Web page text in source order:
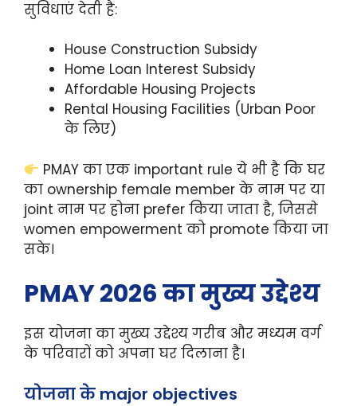
सुविधाएं देती है:
House Construction Subsidy
Home Loan Interest Subsidy
Affordable Housing Projects
Rental Housing Facilities (Urban Poor
के लिए)
PMAY का एक important rule ये भी है कि घर
का ownership female member के नाम पर या
joint नाम पर होना prefer किया जाता है, जिससे
women empowerment को promote किया जा
सके।
PMAY 2026 का मुख्य उद्देश्य
इस योजना का मुख्य उद्देश्य गरीब और मध्यम वर्ग
के परिवारों को अपना घर दिलाना है।
योजना के major objectives